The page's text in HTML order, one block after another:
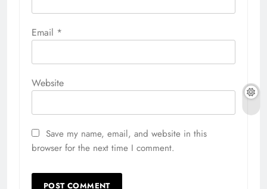
Email *
Website
Save my name, email, and website in this
browser for the next time I comment.